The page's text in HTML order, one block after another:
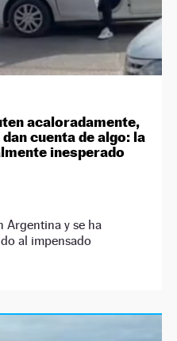
acaloradamente,
cuenta de algo: la
inesperado
Argentina y se ha
al impensado